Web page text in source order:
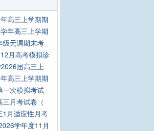
高三上学期期
年高三上学期
级元调期末考
月高考模拟诊
届高三上
高三上学期期
一次模拟考试
月考试卷（
1月适应性月考
学年度11月